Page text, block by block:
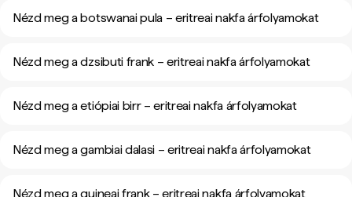
Nézd meg a botswanai pula – eritreai nakfa árfolyamokat
Nézd meg a dzsibuti frank – eritreai nakfa árfolyamokat
Nézd meg a etiópiai birr – eritreai nakfa árfolyamokat
Nézd meg a gambiai dalasi – eritreai nakfa árfolyamokat
Nézd meg a guineai frank – eritreai nakfa árfolyamokat